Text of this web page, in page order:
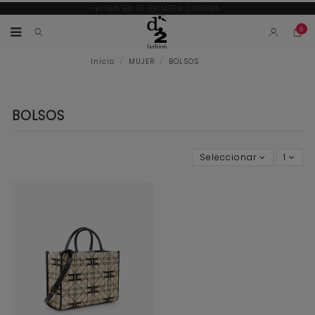
0
Inicio MUJER BOLSOS
BOLSOS
Seleccionar 1